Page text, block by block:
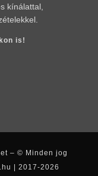
kínálattal,
is!
– © Minden jog
| 2017-2026